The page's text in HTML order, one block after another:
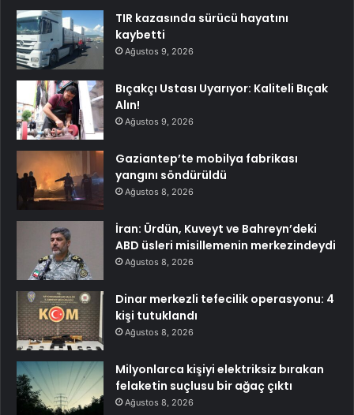
TIR kazasında sürücü hayatını
kaybetti
Ağustos 9, 2026
Bıçakçı Ustası Uyarıyor: Kaliteli Bıçak
Alın!
Ağustos 9, 2026
Gaziantep’te mobilya fabrikası
yangını söndürüldü
Ağustos 8, 2026
İran: Ürdün, Kuveyt ve Bahreyn’deki
ABD üsleri misillemenin merkezindeydi
Ağustos 8, 2026
Dinar merkezli tefecilik operasyonu: 4
kişi tutuklandı
Ağustos 8, 2026
Milyonlarca kişiyi elektriksiz bırakan
felaketin suçlusu bir ağaç çıktı
Ağustos 8, 2026